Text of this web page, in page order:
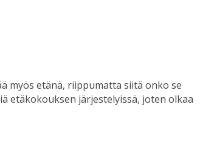
myös etänä, riippumatta siitä onko se
etäkokouksen järjestelyissä, joten olkaa